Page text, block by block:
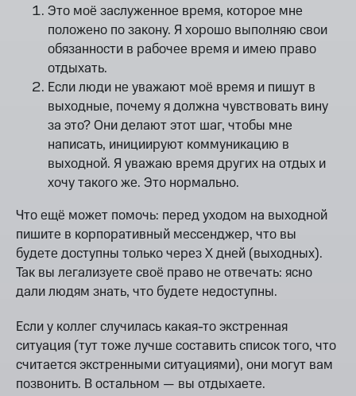
Это моё заслуженное время, которое мне
положено по закону. Я хорошо выполняю свои
обязанности в рабочее время и имею право
отдыхать.
Если люди не уважают моё время и пишут в
выходные, почему я должна чувствовать вину
за это? Они делают этот шаг, чтобы мне
написать, инициируют коммуникацию в
выходной. Я уважаю время других на отдых и
хочу такого же. Это нормально.
Что ещё может помочь: перед уходом на выходной
пишите в корпоративный мессенджер, что вы
будете доступны только через Х дней (выходных).
Так вы легализуете своё право не отвечать: ясно
дали людям знать, что будете недоступны.
Если у коллег случилась какая-то экстренная
ситуация (тут тоже лучше составить список того, что
считается экстренными ситуациями), они могут вам
позвонить. В остальном — вы отдыхаете.